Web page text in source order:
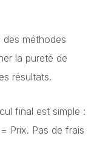
des méthodes
la pureté de
résultats.
final est simple :
Prix. Pas de frais